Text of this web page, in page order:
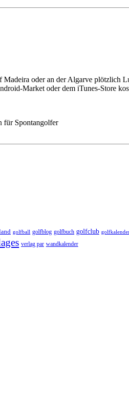
oder an der Algarve plötzlich
Market oder dem iTunes-Store
für Spontangolfer
golfball golfblog golfbuch golfclub
verlag par wandkalender